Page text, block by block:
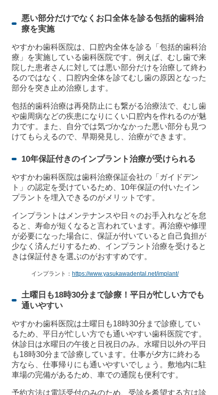
悪い部分だけでなくお口全体を診る包括的歯科治
療を実施
やすかわ歯科医院は、口腔内全体を診る「包括的歯科治
療」を実施している歯科医院です。例えば、むし歯で来
院した患者さんに対しては悪い部分だけを治療して終わ
るのではなく、口腔内全体を診てむし歯の原因となった
部分を突き止め治療します。
包括的歯科治療は再発防止にも繋がる治療法で、むし歯
や歯周病などの疾患になりにくい口腔内を作れるのが魅
力です。また、自分では気づかなかった悪い部分も見つ
けてもらえるので、早期発見し、治療ができます。
10年保証付きのインプラント治療が受けられる
やすかわ歯科医院は歯科治療保証会社の「ガイドデン
ト」の認定を受けているため、10年保証の付いたイン
プラントを埋入できるのがメリットです。
インプラントはメンテナンスや日々のお手入れなどを怠
ると、寿命が短くなると言われています。再治療や修理
が必要になった場合に、保証が付いていると自己負担が
少なく済んだりするため、インプラント治療を受けると
きは保証付きを選ぶのがおすすめです。
インプラント： https://www.yasukawadental.net/implant/
土曜日も18時30分まで診療！平日が忙しい方でも
通いやすい
やすかわ歯科医院は土曜日も18時30分まで診療してい
るため、平日が忙しい方でも通いやすい歯科医院です。
休診日は水曜日の午後と日祝日のみ。水曜日以外の平日
も18時30分まで診療しています。仕事が夕方に終わる
方なら、仕事帰りにも通いやすいでしょう。敷地内に駐
車場の完備があるため、車での通院も便利です。
予約方法は電話受付のみのため、受診を希望する方は診